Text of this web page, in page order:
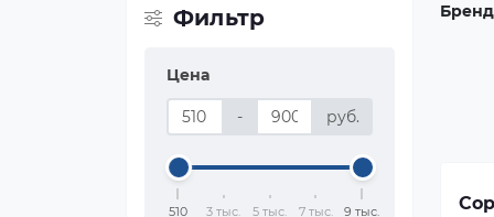
Фильтр
Цена
- руб.
510 3 тыс. 5 тыс. 7 тыс. 9 тыс.
Бренд